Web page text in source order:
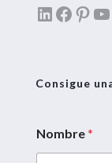
Consigue
Nombre*